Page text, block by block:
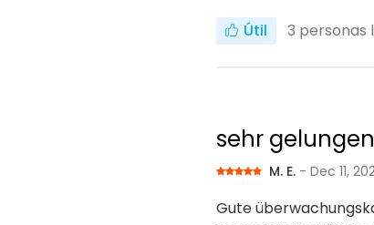
Útil 3 personas
sehr
M. E. - Dec 11,
Gute